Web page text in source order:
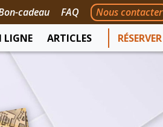
cadeau FAQ
Nous contacter
LIGNE ARTICLES RÉSERVER